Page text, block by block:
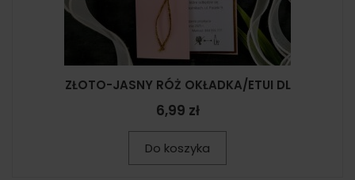
ZŁOTO-JASNY RÓŻ OKŁADKA/ETUI DL
6,99 zł
Do koszyka